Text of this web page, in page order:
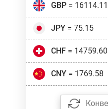
GBP= 16114.11
JPY= 75.15
CHF= 14759.60
CNY= 1769.58